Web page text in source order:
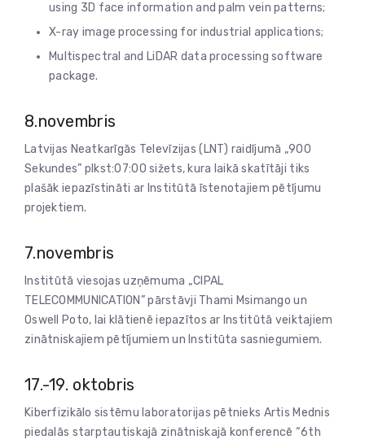
using 3D face information and palm vein patterns;
X-ray image processing for industrial applications;
Multispectral and LiDAR data processing software
package.
8.novembris
Latvijas Neatkarīgās Televīzijas (LNT) raidījumā „900
Sekundes” plkst:07:00 sižets, kura laikā skatītāji tiks
plašāk iepazīstināti ar Institūtā īstenotajiem pētījumu
projektiem.
7.novembris
Institūtā viesojas uzņēmuma „CIPAL
TELECOMMUNICATION” pārstāvji Thami Msimango un
Oswell Poto, lai klātienē iepazītos ar Institūtā veiktajiem
zinātniskajiem pētījumiem un Institūta sasniegumiem.
17.-19. oktobris
Kiberfizikālo sistēmu laboratorijas pētnieks Artis Mednis
piedalās starptautiskajā zinātniskajā konferencē “6th